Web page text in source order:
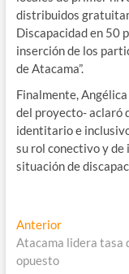
distribuidos
Discapacidad en 50
inserción de los
de Atacama”.
Finalmente,
del proyecto- aclaró
identitario e
su rol conectivo y
situación de
Navegación
de
AnteriorEntrada
anterior:
Atacama lidera tasa
opuesto